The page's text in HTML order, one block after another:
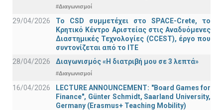
#Διαγωνισμοί
29/04/2026
Το CSD συμμετέχει στο SPACE-Crete, το
Κρητικό Κέντρο Αριστείας στις Αναδυόμενες
Διαστημικές Τεχνολογίες (CCEST), έργο που
συντονίζεται από το ΙΤΕ
28/04/2026
Διαγωνισμός «Η διατριβή μου σε 3 λεπτά»
#Διαγωνισμοί
16/04/2026
LECTURE ANNOUNCEMENT: "Board Games for
Finance", Günter Schmidt, Saarland University,
Germany (Erasmus+ Teaching Mobility)